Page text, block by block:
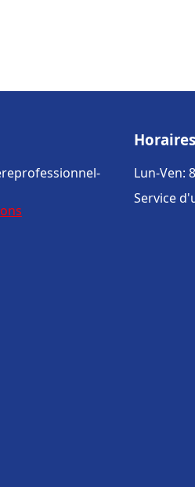
Horaires
Lun-Ven:
Service